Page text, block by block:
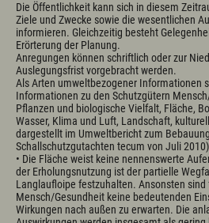
Die Öffentlichkeit kann sich in diesem
Ziele und Zwecke sowie die wesentlichen
informieren. Gleichzeitig besteht
Erörterung der Planung.
Anregungen können schriftlich oder zur
Auslegungsfrist vorgebracht werden.
Als Arten umweltbezogener Informationen
Informationen zu den Schutzgütern
Pflanzen und biologische Vielfalt, Fläche,
Wasser, Klima und Luft, Landschaft,
dargestellt im Umweltbericht zum
Schallschutzgutachten tecum von Juli
• Die Fläche weist keine nennenswerte
der Erholungsnutzung ist der partielle
Langlaufloipe festzuhalten. Ansonsten sind
Mensch/Gesundheit keine bedeutenden
Wirkungen nach außen zu erwarten. Die